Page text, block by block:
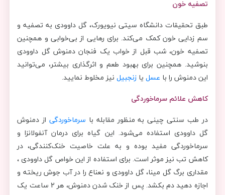
تصفیه خون
طبق تحقیقات دانشگاه سیتی نیویورک، گل داوودی به تصفیه و
سم زدایی خون کمک می‌کند. برای رهایی از بی‌خوابی و همچنین
تصفیه خون، شب قبل از خواب یک فنجان دمنوش گل داوودی
بنوشید. همچنین برای بهبود طعم و اثرگذاری بیشتر، می‌توانید
این دمنوش را با عسل یازنجبیل نیز مخلوط نمایید.
کاهش علائم سرماخوردگی
در طب سنتی چینی به منظور مقابله با سرماخوردگیاز دمنوش
گل داوودی استفاده می‌شود. این گیاه برای درمان آنفولانزا و
سرماخوردگی مفید بوده و به علت خاصیت خنک‌کنندگی، در
کاهش تب نیز موثر است. برای استفاده از این خواص گل داوودی ،
مقداری برگ گل مینا، گل داوودی و نعناع را در آب جوش ریخته و
اجازه دهید دم بکشد. پس از خنک شدن دمنوش، هر 2 ساعت یک